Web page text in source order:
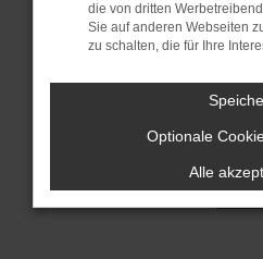
Cookie
© 2026 Jakob Trading GmbH |
Neustadt/Vogtland | fj@jakob-
die von dritten
Sie auf anderen Webseiten
zu schalten, die für Ihre
Optionale
Alle